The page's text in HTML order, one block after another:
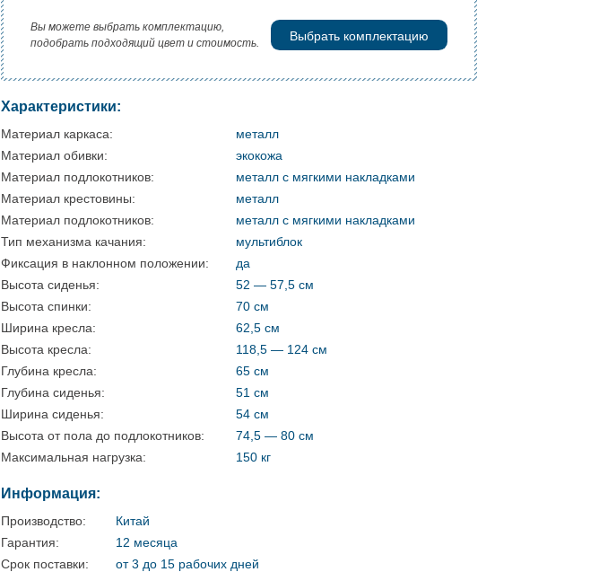
Вы можете выбрать комплектацию,
подобрать подходящий цвет и стоимость.
Выбрать комплектацию
Характеристики:
Материал каркаса:
металл
Материал обивки:
экокожа
Материал подлокотников:
металл c мягкими накладками
Материал крестовины:
металл
Материал подлокотников:
металл c мягкими накладками
Тип механизма качания:
мультиблок
Фиксация в наклонном положении:
да
Высота сиденья:
52 — 57,5 см
Высота спинки:
70 см
Ширина кресла:
62,5 см
Высота кресла:
118,5 — 124 см
Глубина кресла:
65 см
Глубина сиденья:
51 см
Ширина сиденья:
54 см
Высота от пола до подлокотников:
74,5 — 80 см
Максимальная нагрузка:
150 кг
Информация:
Производство:
Китай
Гарантия:
12 месяца
Срок поставки:
от 3 до 15 рабочих дней